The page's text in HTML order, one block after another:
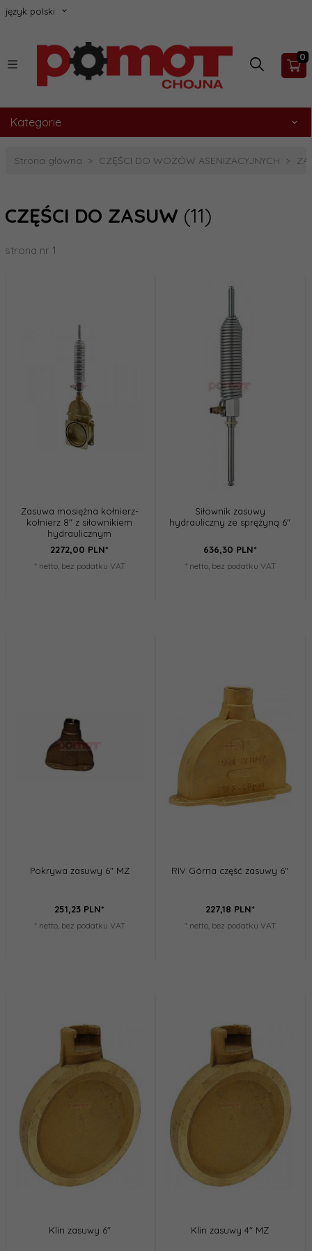
język polski
0
Kategorie
Strona główna CZĘŚCI DO WOZÓW ASENIZACYJNYCH
CZĘŚCI DO ZASUW (11)
strona nr 1
Zasuwa mosiężna kołnierz-
kołnierz 8" z siłownikiem
hydraulicznym
2272,00 PLN*
* netto, bez podatku VAT
Siłownik zasuwy
hydrauliczny ze sprężyną 6"
636,30 PLN*
* netto, bez podatku VAT
Pokrywa zasuwy 6" MZ
251,23 PLN*
* netto, bez podatku VAT
RIV Górna część zasuwy 6"
227,18 PLN*
* netto, bez podatku VAT
Klin zasuwy 6" Klin zasuwy 4" MZ